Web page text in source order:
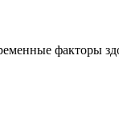
факторы